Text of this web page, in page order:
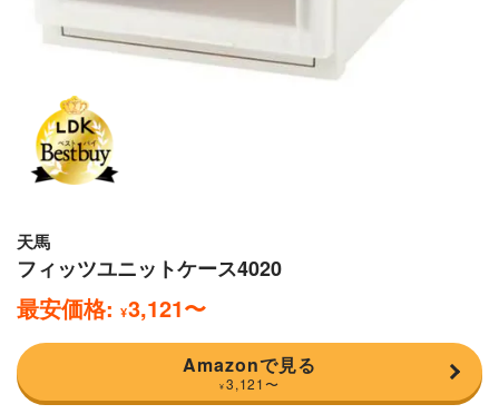
天馬
フィッツユニットケース4020
最安価格: ¥3,121〜
Amazonで見る
¥ 3,121〜